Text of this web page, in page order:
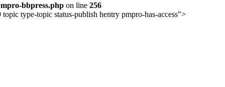
bbpress.php on line 256
type-topic status-publish hentry pmpro-has-access">